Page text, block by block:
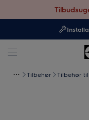
Tilbehør Tilbehør